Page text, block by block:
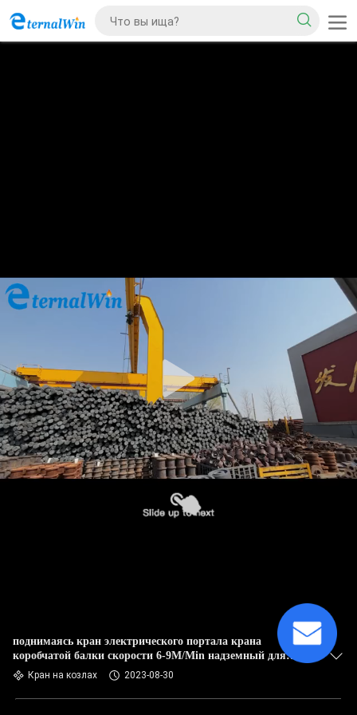
поднимаясь кран электрического портала крана
коробчатой балки скорости 6-9M/Min надземный для
пользы завода
Кран на козлах 2023-08-30